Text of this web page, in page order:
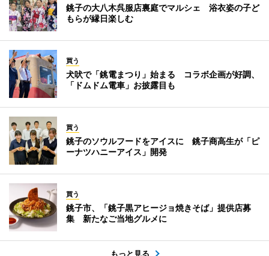
銚子の大八木呉服店裏庭でマルシェ 浴衣姿の子ど
もらが縁日楽しむ
買う
犬吠で「銚電まつり」始まる コラボ企画が好調、
「ドムドム電車」お披露目も
買う
銚子のソウルフードをアイスに 銚子商高生が「ピ
ーナツハニーアイス」開発
買う
銚子市、「銚子黒アヒージョ焼きそば」提供店募
集 新たなご当地グルメに
もっと見る